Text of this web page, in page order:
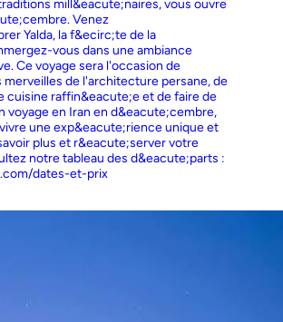
mill&eacute;naires, vous ouvre
Venez
Yalda, la f&ecirc;te de la
vous dans une ambiance
Ce voyage sera l'occasion de
de l'architecture persane, de
cuisine raffin&eacute;e et de faire de
voyage en Iran en d&eacute;cembre,
une exp&eacute;rience unique et
plus et r&eacute;server votre
notre tableau des d&eacute;parts :
dates-et-prix